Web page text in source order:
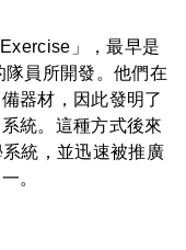
」，最早是
員所開發。他們在
器材，因此發明了
統。這種方式後來
統，並迅速被推廣
。